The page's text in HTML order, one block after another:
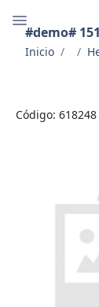
#demo#
Inicio
Código: 618248